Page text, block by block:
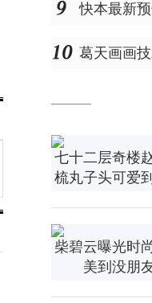
快本最新
葛天画画
七十二层奇楼
梳丸子头可爱
柴碧云曝光时
美到没朋